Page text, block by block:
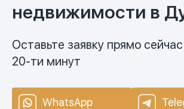
недвижимости в
Оставьте заявку прямо
20-ти минут
WhatsApp